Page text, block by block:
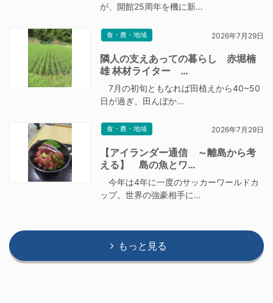
が、開館25周年を機に新…
食・農・地域 2026年7月29日
隣人の支えあっての暮らし 赤堀楠
雄 林材ライター …
7月の初旬ともなれば田植えから40~50
日が過ぎ、田んぼか…
食・農・地域 2026年7月29日
【アイランダー通信 ～離島から考
える】 島の魚とワ…
今年は4年に一度のサッカーワールドカ
ップ。世界の強豪相手に…
もっと見る